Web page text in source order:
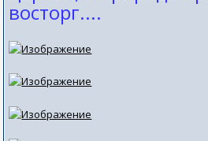
восторг....